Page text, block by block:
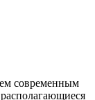
современным